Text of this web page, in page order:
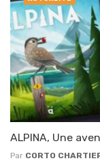
ALPINA, Une
Par CORTO